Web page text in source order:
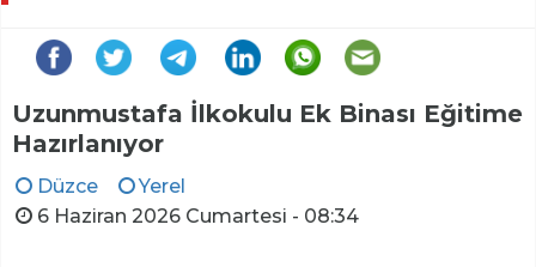
Uzunmustafa İlkokulu Ek Binası Eğitime
Hazırlanıyor
Düzce
Yerel
6 Haziran 2026 Cumartesi - 08:34